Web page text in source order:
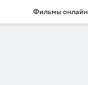
Фильмы онлайн